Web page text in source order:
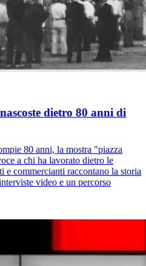
dietro 80 anni di
80 anni, la mostra "piazza
a chi ha lavorato dietro le
e commercianti raccontano la storia
video e un percorso